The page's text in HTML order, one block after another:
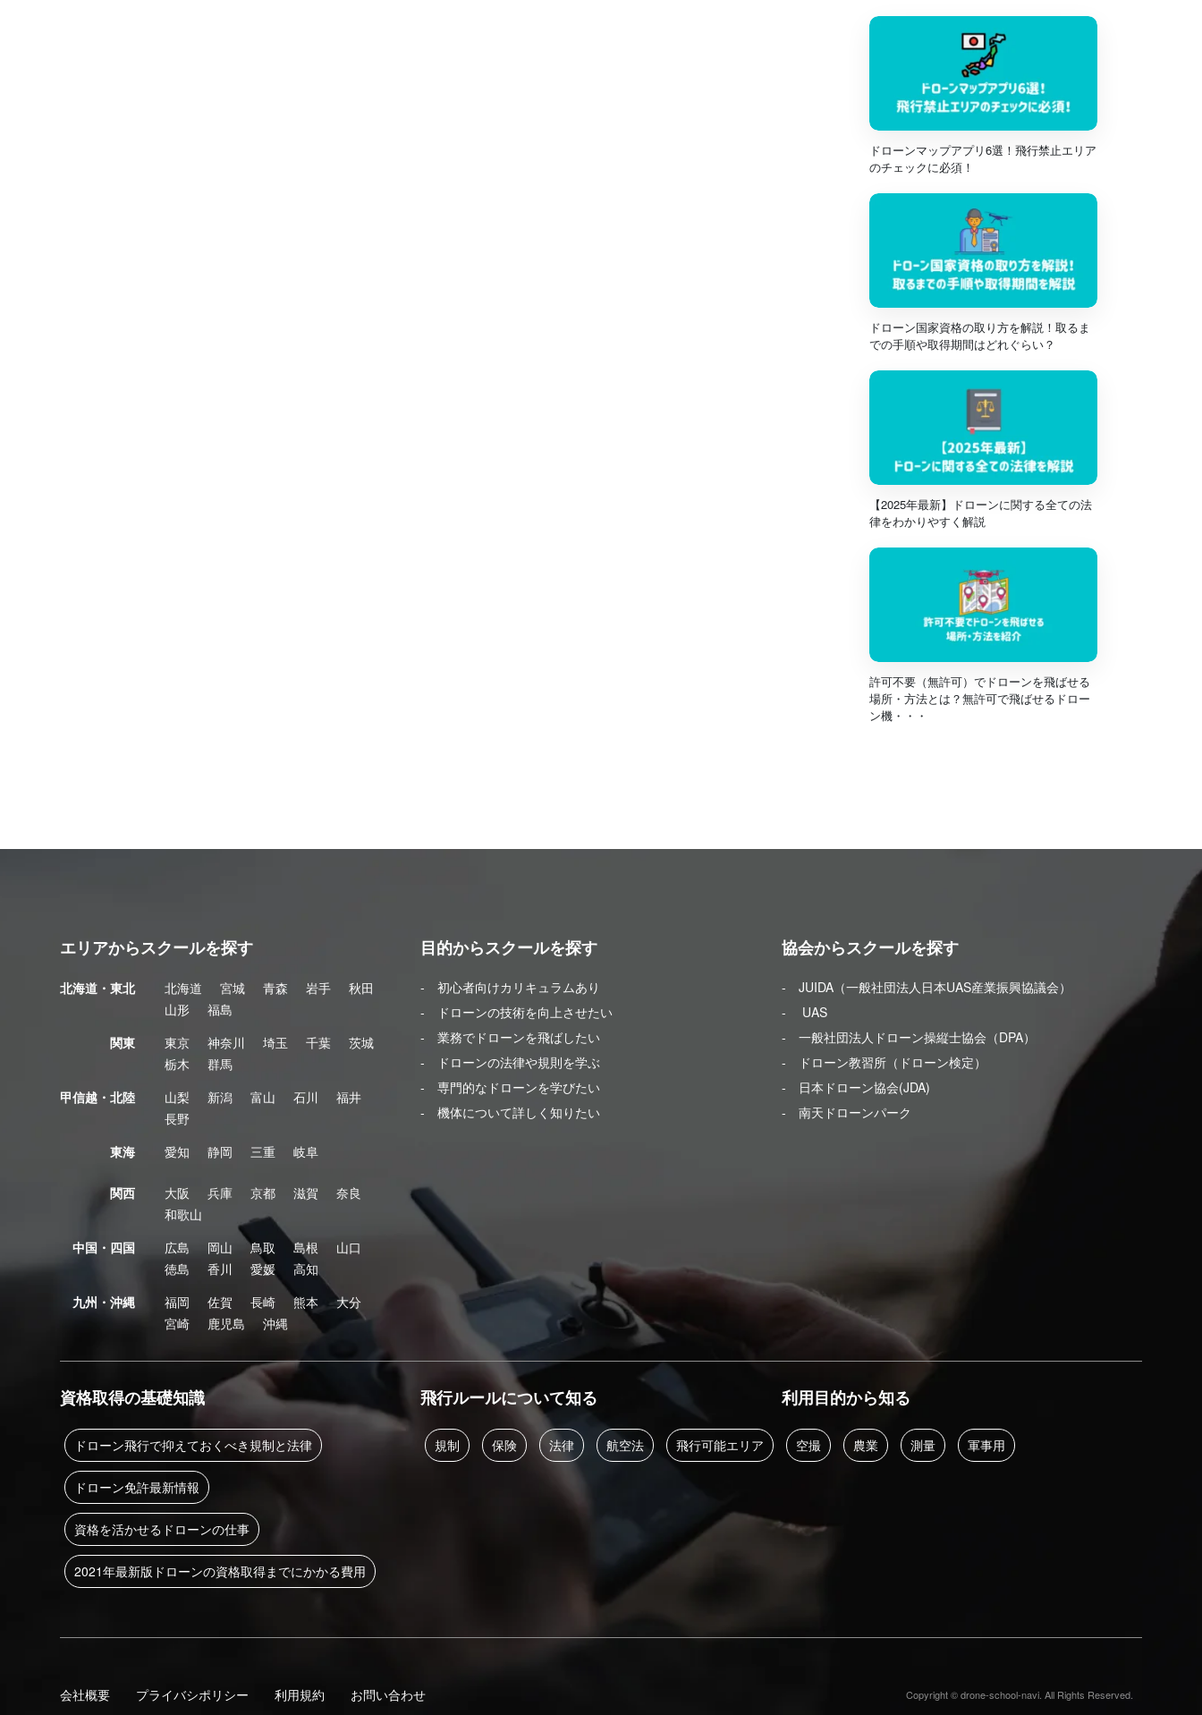
ドローンマップアプリ6選！飛行禁止エリア
のチェックに必須！
ドローン国家資格の取り方を解説！取るま
での手順や取得期間はどれぐらい？
【2025年最新】ドローンに関する全ての法
律をわかりやすく解説
許可不要（無許可）でドローンを飛ばせる
場所・方法とは？無許可で飛ばせるドロー
ン機・・・
エリアからスクールを探す
北海道・東北 北海道 宮城 青森 岩手
秋田
山形
福島
関東
東京 神奈川 埼玉 千葉
茨城
栃木
群馬
甲信越・北陸
山梨 新潟 富山 石川
福井
長野
東海
愛知 静岡 三重 岐阜
関西 大阪 兵庫 京都 滋賀
奈良
和歌山
中国・四国
広島 岡山 鳥取 島根
山口
徳島
香川 愛媛
高知
九州・沖縄
福岡 佐賀 長崎 熊本
大分
宮崎
鹿児島 沖縄
目的からスクールを探す
- 初心者向けカリキュラムあり
- ドローンの技術を向上させたい
- 業務でドローンを飛ばしたい
- ドローンの法律や規則を学ぶ
- 専門的なドローンを学びたい
- 機体について詳しく知りたい
協会からスクールを探す
- JUIDA（一般社団法人日本UAS産業振興協議会）
- UAS
- 一般社団法人ドローン操縦士協会（DPA）
- ドローン教習所（ドローン検定）
- 日本ドローン協会(JDA)
- 南天ドローンパーク
資格取得の基礎知識
ドローン飛行で抑えておくべき規制と法律
ドローン免許最新情報
資格を活かせるドローンの仕事
2021年最新版ドローンの資格取得までにかかる費用
飛行ルールについて知る
規制 保険 法律 航空法 飛行可能エリア
利用目的から知る
空撮 農業 測量 軍事用
会社概要 プライバシポリシー 利用規約 お問い合わせ Copyright © drone-school-navi. All Rights Reserved.